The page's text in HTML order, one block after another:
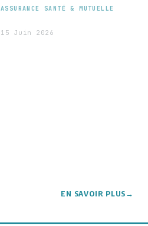
ASSURANCE SANTÉ & MUTUELLE
15 Juin 2026
EN SAVOIR PLUS